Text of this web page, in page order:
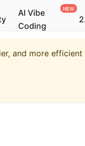
AI Vibe
Coding
and more efficient